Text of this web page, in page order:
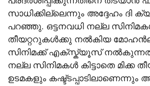
സാധിക്കില്ലെന്നും അദ്ദേഹം ദി
പറഞ്ഞു. ഒട്ടനവധി നല്ല
തീയറ്ററുകൾക്കു നൽകിയ
സിനിമക്ക് എക്സ്ക്യൂസ്‌
നല്ല സിനിമകൾ കിട്ടാതെ മിക്ക
ഉടമകളും കഷ്ട്ടപ്പാടിലാണെന്നും